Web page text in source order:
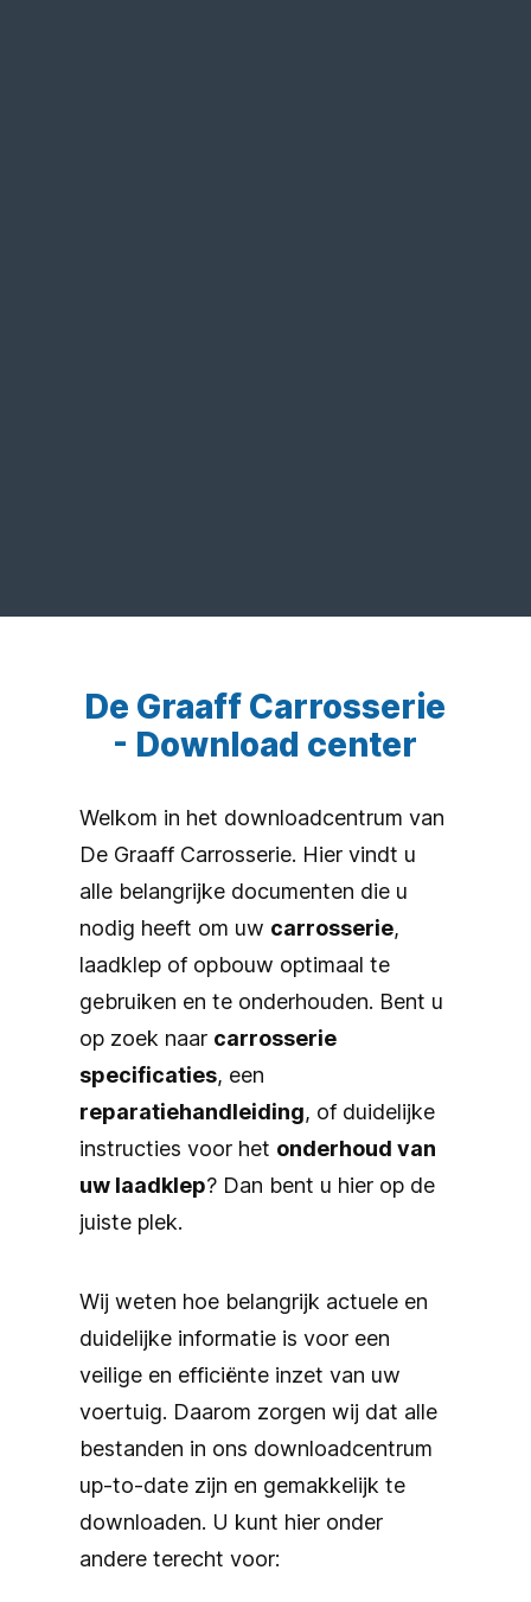
De Graaff Carrosserie
- Download center
Welkom in het downloadcentrum van
De Graaff Carrosserie. Hier vindt u
alle belangrijke documenten die u
nodig heeft om uw carrosserie,
laadklep of opbouw optimaal te
gebruiken en te onderhouden. Bent u
op zoek naar carrosserie
specificaties, een
reparatiehandleiding, of duidelijke
instructies voor het onderhoud van
uw laadklep? Dan bent u hier op de
juiste plek.
Wij weten hoe belangrijk actuele en
duidelijke informatie is voor een
veilige en efficiënte inzet van uw
voertuig. Daarom zorgen wij dat alle
bestanden in ons downloadcentrum
up-to-date zijn en gemakkelijk te
downloaden. U kunt hier onder
andere terecht voor: